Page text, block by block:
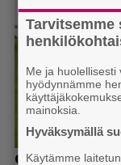
Me ja
hyödynnämme
mainoksia.
Hyväksymällä
Käytämme